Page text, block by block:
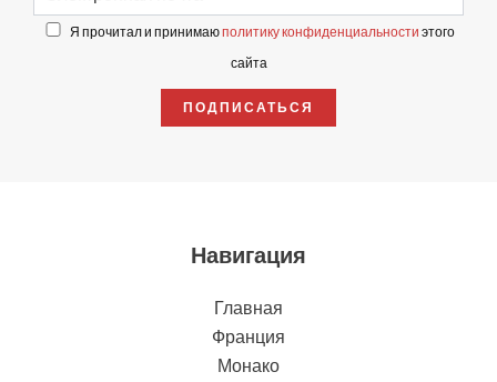
Я прочитал и принимаюполитику конфиденциальности этого
сайта
ПОДПИСАТЬСЯ
Навигация
Главная
Франция
Монако